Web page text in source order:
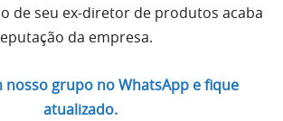
de seu ex-diretor de produtos acaba
da empresa.
nosso grupo no WhatsApp e fique
atualizado.